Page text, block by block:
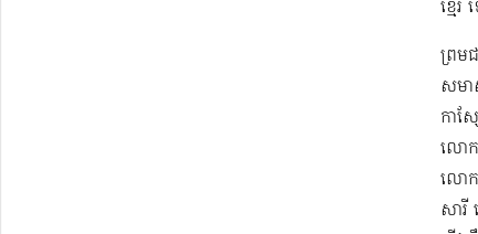
ខ្មែ
ព្រម
សមា
កាស្
លោ
លោ
សា